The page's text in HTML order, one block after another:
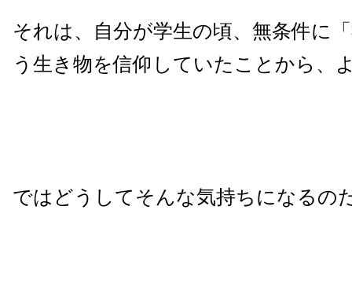
それは、自分が学生の頃、無条件に
う生き物を信仰していたことから、
ではどうしてそんな気持ちになるの